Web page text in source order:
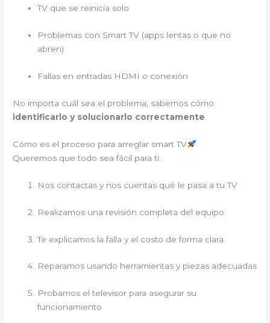
TV que se reinicia solo
Problemas con Smart TV (apps lentas o que no
abren)
Fallas en entradas HDMI o conexión
No importa cuál sea el problema, sabemos cómo
identificarlo y solucionarlo correctamente
Cómo es el proceso para arreglar smart TV
Queremos que todo sea fácil para ti:
Nos contactas y nos cuentas qué le pasa a tu TV
Realizamos una revisión completa del equipo
Te explicamos la falla y el costo de forma clara
Reparamos usando herramientas y piezas adecuadas
Probamos el televisor para asegurar su
funcionamiento